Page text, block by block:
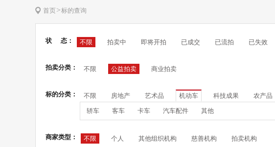
首页>标的查询
状 态： 不限 拍卖中 即将开拍 已成交 已流拍 已失效
拍卖分类： 不限 公益拍卖 商业拍卖
标的分类： 不限 房地产 艺术品 机动车 科技成果 农产品
轿车 客车 卡车 汽车配件 其他
商家类型： 不限 个人 其他组织机构 慈善机构 拍卖机构